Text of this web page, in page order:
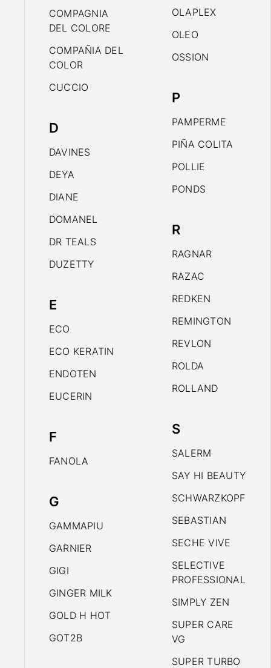
COMPAGNIA
DEL COLORE
COMPAÑIA DEL
COLOR
CUCCIO
D
DAVINES
DEYA
DIANE
DOMANEL
DR TEALS
DUZETTY
E
ECO
ECO KERATIN
ENDOTEN
EUCERIN
F
FANOLA
G
GAMMAPIU
GARNIER
GIGI
GINGER MILK
GOLD H HOT
GOT2B
OLAPLEX
OLEO
OSSION
P
PAMPERME
PIÑA COLITA
POLLIE
PONDS
R
RAGNAR
RAZAC
REDKEN
REMINGTON
REVLON
ROLDA
ROLLAND
S
SALERM
SAY HI BEAUTY
SCHWARZKOPF
SEBASTIAN
SECHE VIVE
SELECTIVE
PROFESSIONAL
SIMPLY ZEN
SUPER CARE
VG
SUPER TURBO